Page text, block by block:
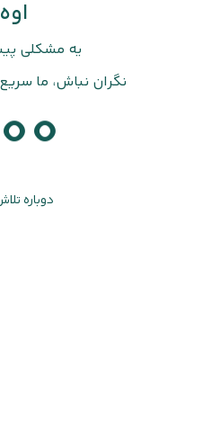
یه مشکلی
نگران نباش، ما
دوباره